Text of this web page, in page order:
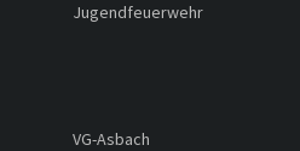
Jugendfeuerwehr
VG-Asbach